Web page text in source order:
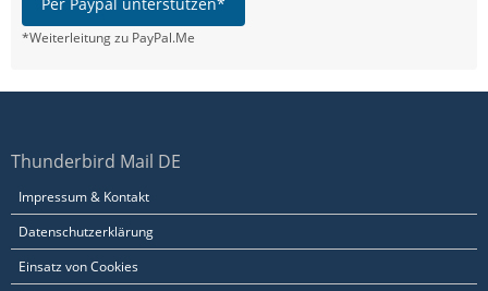
*Weiterleitung zu PayPal.Me
Thunderbird Mail DE
Impressum & Kontakt
Datenschutzerklärung
Einsatz von Cookies